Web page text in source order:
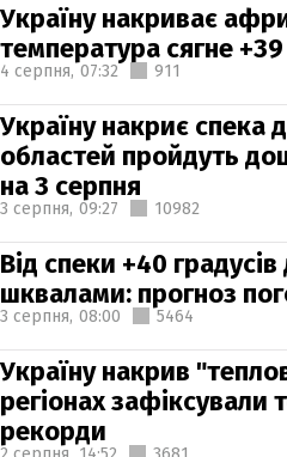
Україну накриває
температура сягне +39
4 серпня, 07:32 911
Україну накриє спека
областей пройдуть
на 3 серпня
3 серпня, 09:27 10982
Від спеки +40 градусів
шквалами: прогноз
3 серпня, 08:00 5464
Україну накрив
регіонах зафіксували
рекорди